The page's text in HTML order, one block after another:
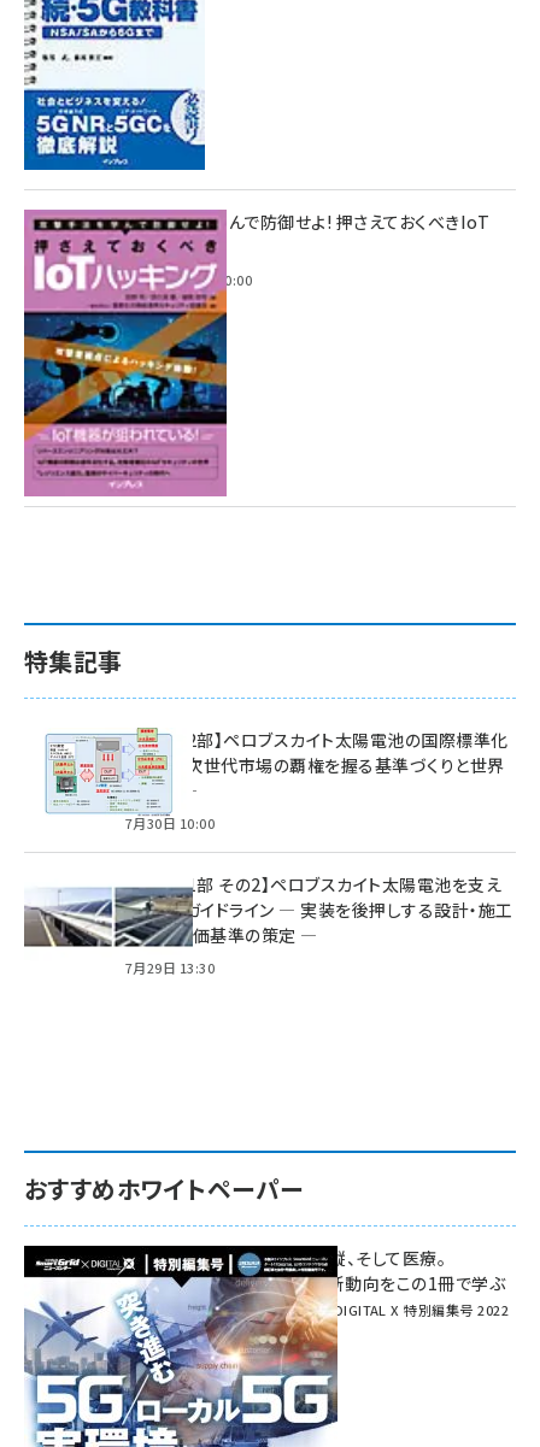
攻撃手法を学んで防御せよ! 押さえておくべきIoT
ハッキング
2022年6月14日 0:00
特集記事
特集【第2部】ペロブスカイト太陽電池の国際標準化
戦略 ― 次世代市場の覇権を握る基準づくりと世界
の動向 ―
7月30日 10:00
特集【第1部 その2】ペロブスカイト太陽電池を支え
る2つのガイドライン ― 実装を後押しする設計・施工
方針と評価基準の策定 ―
7月29日 13:30
おすすめホワイトペーパー
環境対策、建機の遠隔操縦、そして医療。
次世代通信規格「5G」最新動向をこの1冊で学ぶ
SmartGrid ニューズレター × DIGITAL X 特別編集号 2022
Summer